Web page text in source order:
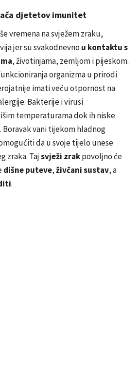
djetetov imunitet
vremena na svježem zraku,
jer su svakodnevno u kontaktu s
, životinjama, zemljom i pijeskom.
organizma u prirodi
imati veću otpornost na
Bakterije i virusi
temperaturama dok ih niske
vani tijekom hladnog
da u svoje tijelo unese
zraka. Tajsvježi zrakpovoljno će
dišne puteve,živčani sustav, a
.